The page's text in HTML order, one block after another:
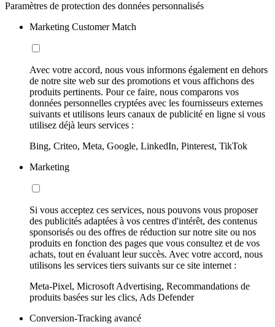
Paramètres de protection des données personnalisés
Marketing Customer Match
Avec votre accord, nous vous informons également en dehors
de notre site web sur des promotions et vous affichons des
produits pertinents. Pour ce faire, nous comparons vos
données personnelles cryptées avec les fournisseurs externes
suivants et utilisons leurs canaux de publicité en ligne si vous
utilisez déjà leurs services :
Bing, Criteo, Meta, Google, LinkedIn, Pinterest, TikTok
Marketing
Si vous acceptez ces services, nous pouvons vous proposer
des publicités adaptées à vos centres d'intérêt, des contenus
sponsorisés ou des offres de réduction sur notre site ou nos
produits en fonction des pages que vous consultez et de vos
achats, tout en évaluant leur succès. Avec votre accord, nous
utilisons les services tiers suivants sur ce site internet :
Meta-Pixel, Microsoft Advertising, Recommandations de
produits basées sur les clics, Ads Defender
Conversion-Tracking avancé